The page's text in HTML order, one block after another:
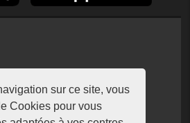
sur ce site, vous
Cookies pour vous
93